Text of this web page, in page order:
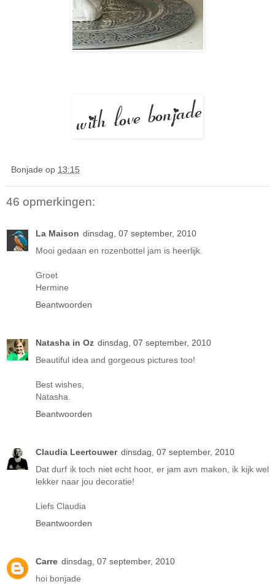
Bonjade op 13:15
46 opmerkingen:
La Maison dinsdag, 07 september, 2010
Mooi gedaan en rozenbottel jam is heerlijk.
Groet
Hermine
Beantwoorden
Natasha in Oz dinsdag, 07 september, 2010
Beautiful idea and gorgeous pictures too!
Best wishes,
Natasha.
Beantwoorden
Claudia Leertouwer dinsdag, 07 september, 2010
Dat durf ik toch niet echt hoor, er jam avn maken, ik kijk wel
lekker naar jou decoratie!
Liefs Claudia
Beantwoorden
Carre dinsdag, 07 september, 2010
hoi bonjade